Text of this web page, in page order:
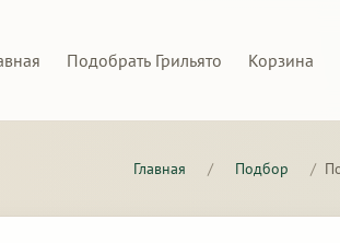
Подобрать Грильято Корзина
Главная / Подбор /